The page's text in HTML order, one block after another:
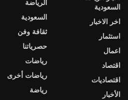
السعودية
اخر الاخبار
استثمار
اعمال
اقتصاد
اقتصاديات
الأخبار
الرياضة
السعودية
ثقافة وفن
حصرياتنا
رياضات
رياضات أخرى
رياضة